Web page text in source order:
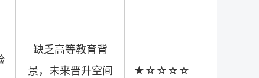
缺乏高等教育背
景，未来晋升空间
★☆☆☆☆